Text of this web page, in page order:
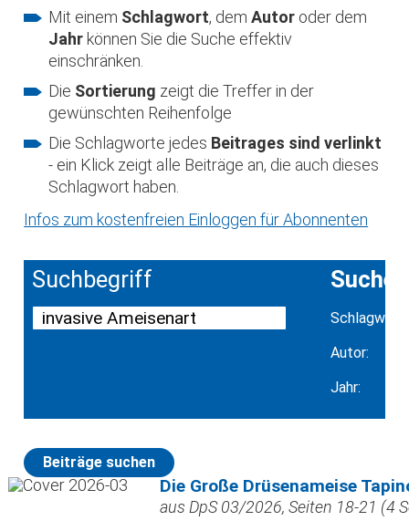
Mit einem Schlagwort, demAutor oder dem
Jahr können Sie die Suche effektiv
einschränken.
Die Sortierung zeigt die Treffer in der
gewünschten Reihenfolge
Die Schlagworte jedes Beitrages sind verlinkt
- ein Klick zeigt alle Beiträge an, die auch dieses
Schlagwort haben.
Infos zum kostenfreien Einloggen für Abonnenten
Suchbegriff Suche
Schlagwort:
Autor:
Jahr:
Beiträge suchen
Die Große Drüsenameise
aus DpS 03/2026, Seiten 18-21 (4